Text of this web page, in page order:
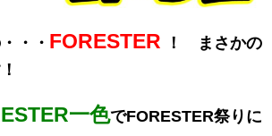
・・ FORESTER ！ まさかの
一色でFORESTER祭りに